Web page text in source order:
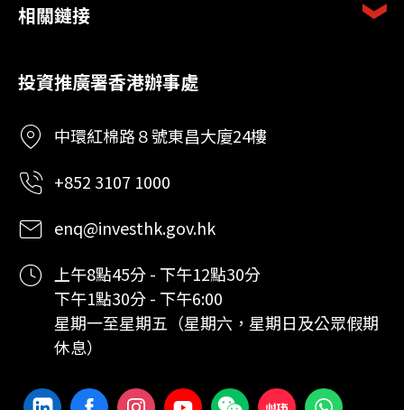
相關鏈接
投資推廣署香港辦事處
中環紅棉路８號東昌大廈24樓
+852 3107 1000
enq@investhk.gov.hk
上午8點45分 - 下午12點30分
下午1點30分 - 下午6:00
星期一至星期五（星期六，星期日及公眾假期
休息）